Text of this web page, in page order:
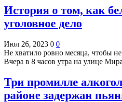
История о том, как
уголовное дело
Июл 26, 2023 0 0
Не хватило ровно месяца, чтобы не
Вчера в 8 часов утра на улице
Три промилле
районе задержан